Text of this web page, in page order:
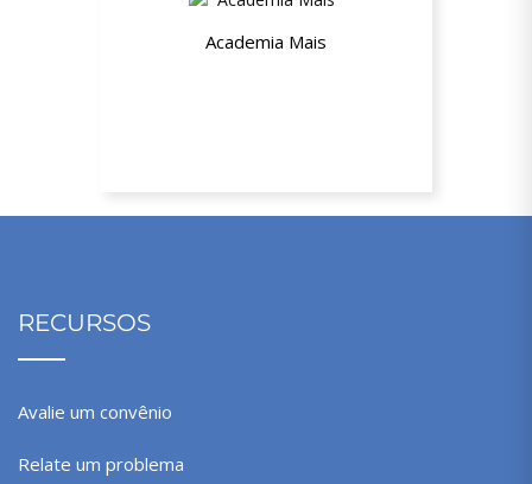
Academia Mais
RECURSOS
Avalie um convênio
Relate um problema